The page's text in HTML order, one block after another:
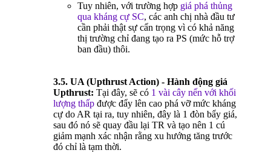
Tuy nhiên, với trường hợp giá phá thủng
qua kháng cự SC, các anh chị nhà đầu tư
cần phải thật sự cẩn trọng vì có khả năng
thị trường chỉ đang tạo ra PS (mức hỗ trợ
ban đầu) thôi.
3.5. UA (Upthrust Action) - Hành động giá
Upthrust: Tại đây, sẽ có 1 vài cây nến với khối
lượng thấp được đẩy lên cao phá vỡ mức kháng
cự do AR tại ra, tuy nhiên, đây là 1 đòn bẩy giá,
sau đó nó sẽ quay đầu lại TR và tạo nên 1 cú
giảm mạnh xác nhận rằng xu hướng tăng trước
đó chỉ là tạm thời.